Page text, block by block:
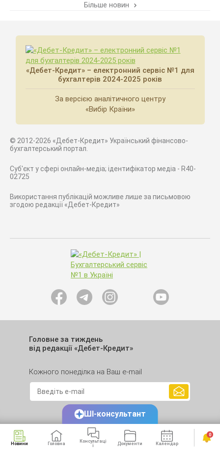
Більше новин
«Дебет-Кредит» – електронний сервіс №1 для
бухгалтерів 2024-2025 років
За версією аналітичного центру
«Вибір Країни»
© 2012-2026 «Дебет-Кредит» Український фінансово-
бухгалтерський портал.
Суб'єкт у сфері онлайн-медіа; ідентифікатор медіа - R40-
02725
Використання публікацій можливе лише за письмовою
згодою редакції «Дебет-Кредит»
Головне за тиждень
від редакції «Дебет-Кредит»
Кожного понеділка на Ваш e-mail
Новини Головна
Консультаці
ї
Документи Календар Сервіси
0
ШІ-консультант